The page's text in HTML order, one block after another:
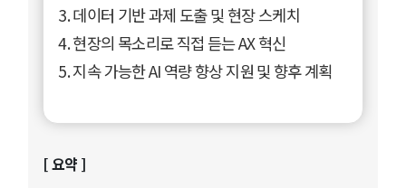
3. 데이터 기반 과제 도출 및 현장 스케치
4. 현장의 목소리로 직접 듣는 AX 혁신
5. 지속 가능한 AI 역량 향상 지원 및 향후 계획
[ 요약 ]